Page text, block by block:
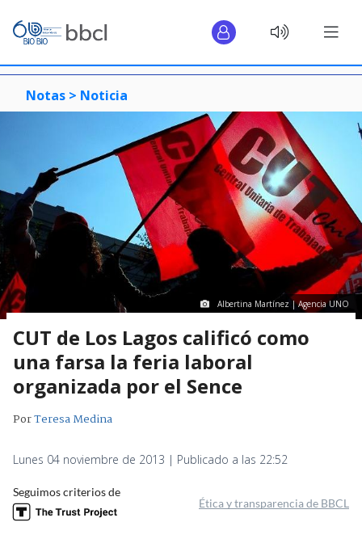
Notas > Noticia
Albertina Martínez | Agencia UNO
CUT de Los Lagos calificó como
una farsa la feria laboral
organizada por el Sence
PorTeresa Medina
Lunes 04 noviembre de 2013 | Publicado a las 22:52
Seguimos criterios de
Ética y transparencia de BBCL